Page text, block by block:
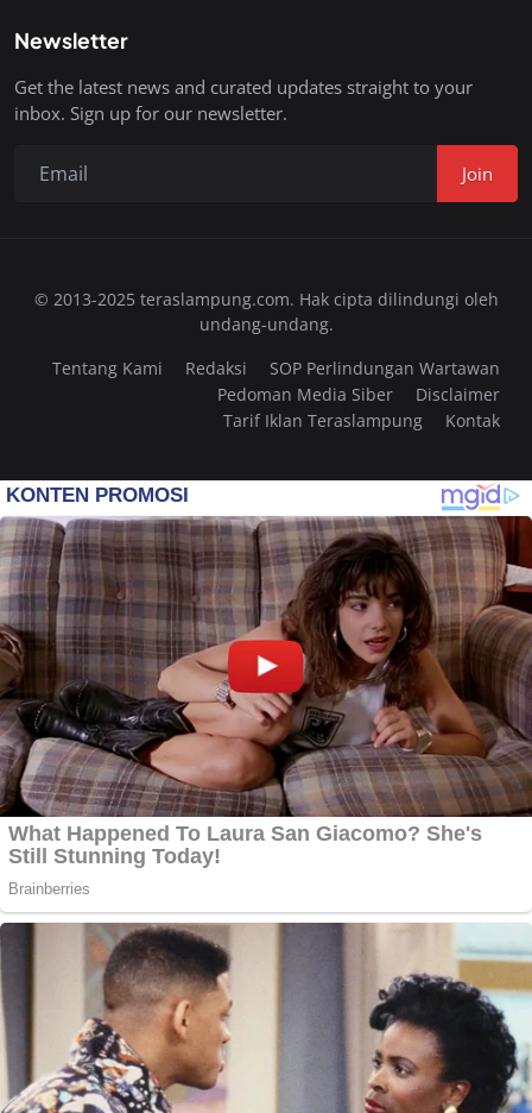
Newsletter
Get the latest news and curated updates straight to your
inbox. Sign up for our newsletter.
Join
© 2013-2025 teraslampung.com. Hak cipta dilindungi oleh
undang-undang.
Tentang Kami
Redaksi
SOP Perlindungan Wartawan
Pedoman Media Siber
Disclaimer
Tarif Iklan Teraslampung
Kontak